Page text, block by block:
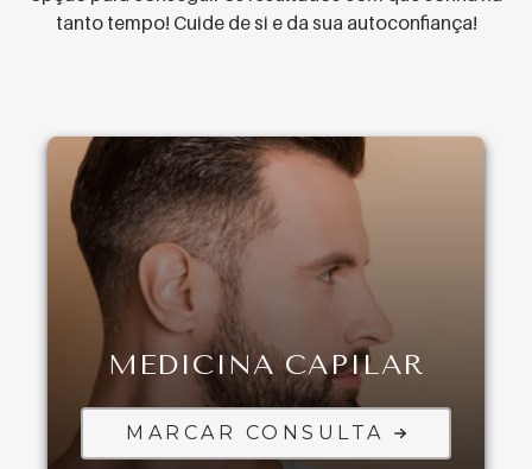
tanto tempo! Cuide de si e da sua autoconfiança!
MEDICINA CAPILAR
MARCAR CONSULTA